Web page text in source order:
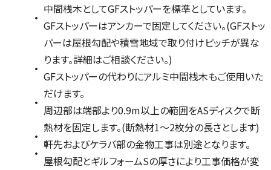
中間桟木としてGFストッパーを標準としています。
GFストッパーはアンカーで固定してください。(GFストッ
パーは屋根勾配や積雪地域で取り付けピッチが異な
ります。詳細はご相談ください。)
GFストッパーの代わりにアルミ中間桟木もご使用いた
だけます。
周辺部は端部より0.9m以上の範囲をASディスクで断
熱材を固定します。(断熱材1〜2枚分の長さとします)
軒先およびケラバ部の金物工事は別途となります。
屋根勾配とギルフォームSの厚さにより工事価格が変